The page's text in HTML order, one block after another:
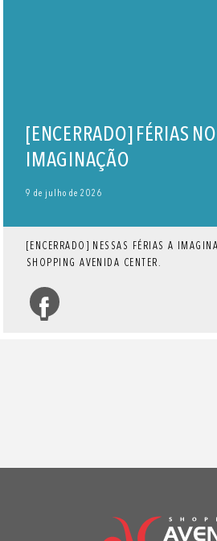
[ENCERRADO] FÉRIAS
IMAGINAÇÃO
9 de julho de 2026
[ENCERRADO] NESSAS FÉRIAS A
SHOPPING AVENIDA CENTER.